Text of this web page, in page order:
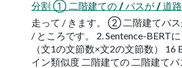
分割 ① 二階建ての / バスが / 道
走って / きます。 ② 二階建てバス
/ ところです。 2. Sentence-BERT
（文1の文節数×文2の文節数） 16
イン類似度 二階建ての 二階建てバ